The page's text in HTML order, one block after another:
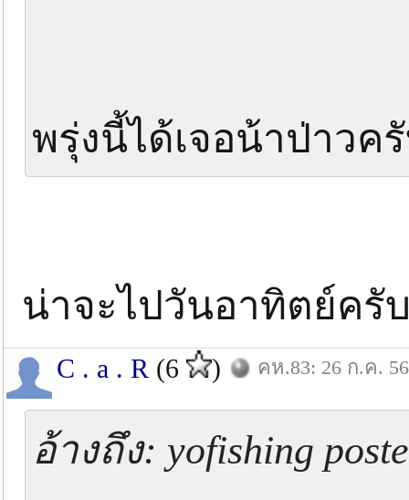
พรุ่งนี้ได้เจอน้าป่าว
น่าจะไปวันอาทิตย์ครั
C . a . R (6 ) คห.83: 26 ก.ค. 56
อ้างถึง: yofishing